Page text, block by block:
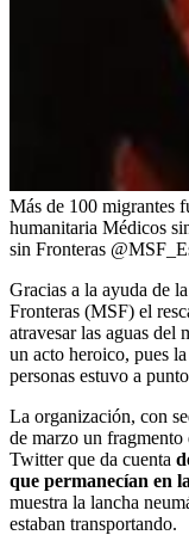
Más de 100 migrantes
humanitaria Médicos
sin Fronteras
Gracias a la ayuda de
Fronteras (MSF) el
atravesar las aguas del
un acto heroico, pues
personas estuvo a
La organización, con
de marzo un
Twitter que da cuenta
que permanecían en
muestra la lancha
estaban transportando.